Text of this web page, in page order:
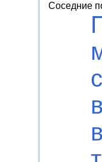
Соседние